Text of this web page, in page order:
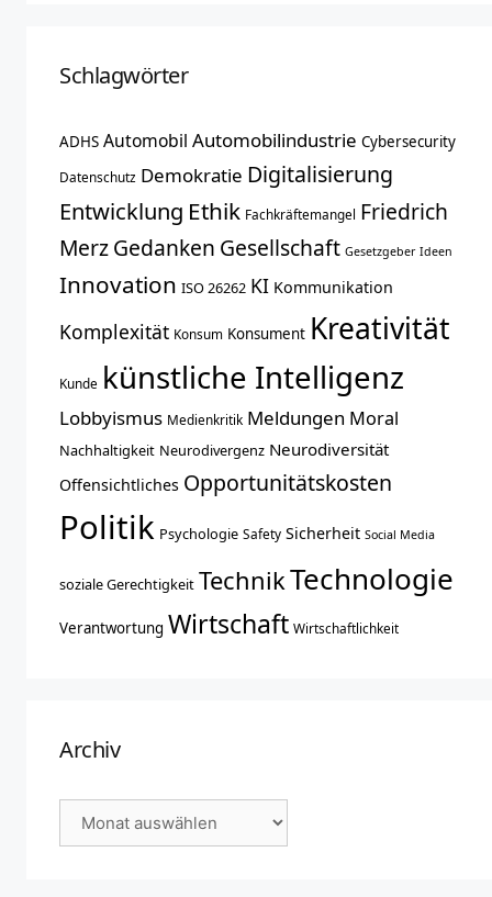
Schlagwörter
ADHS Automobil Automobilindustrie Cybersecurity
Datenschutz Demokratie Digitalisierung
Entwicklung Ethik Fachkräftemangel Friedrich
MerzGedanken Gesellschaft Gesetzgeber Ideen
Innovation ISO 26262 KI Kommunikation
Komplexität Konsum Konsument Kreativität
Kunde künstliche Intelligenz
Lobbyismus Medienkritik Meldungen Moral
Nachhaltigkeit Neurodivergenz Neurodiversität
Offensichtliches Opportunitätskosten
Politik Psychologie Safety Sicherheit Social Media
soziale Gerechtigkeit TechnikTechnologie
Verantwortung Wirtschaft Wirtschaftlichkeit
Archiv
Archiv